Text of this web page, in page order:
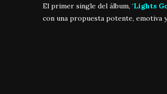
El primer single del álbum, ‘Lights
con una propuesta potente, emotiva